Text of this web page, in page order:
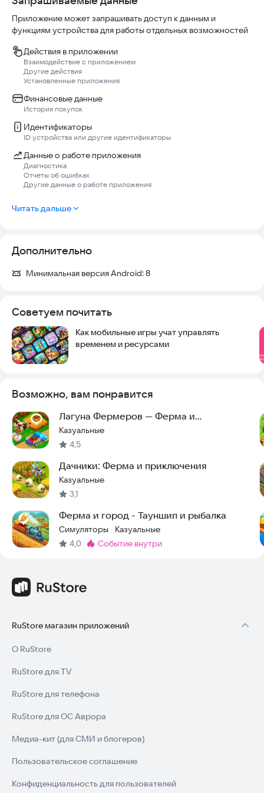
Ферма ждет тебя!
Приложение может запрашивать доступ к данным и
функциям устройства для работы отдельных возможностей
Действия в приложении
Взаимодействие с приложением
Другие действия
Установленные приложения
Финансовые данные
История покупок
Идентификаторы
ID устройства или другие идентификаторы
Данные о работе приложения
Диагностика
Отчеты об ошибках
Другие данные о работе приложения
Читать дальше
Дополнительно
Минимальная версия Android:8
Советуем почитать
Как мобильные игры учат управлять
временем и ресурсами
Возможно, вам понравится
Лагуна Фермеров — Ферма и
приключения
Казуальные
4,5
Дачники: Ферма и приключения
Казуальные
3,1
Ферма и город - Тауншип и рыбалка
Симуляторы · Казуальные
4,0
Метка:
событие внутри
RuStore магазин приложений
О RuStore
RuStore для TV
RuStore для телефона
RuStore для ОС Аврора
Медиа-кит (для СМИ и блогеров)
Пользовательское соглашение
Конфиденциальность для пользователей